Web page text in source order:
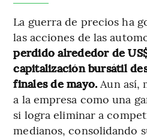
La guerra de precios ha
las acciones de las
perdido alrededor de
capitalización bursátil
finales de mayo. Aun así,
a la empresa como una
si logra eliminar a
medianos, consolidando